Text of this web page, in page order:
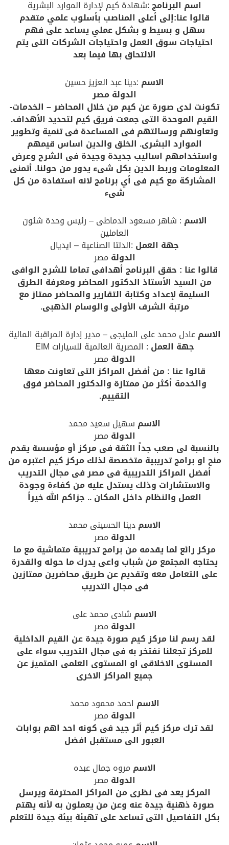
اسم البرنامج:شهادة كيم لإدارة الموارد البشرية
قالوا عنا:إلى أعلى المناصب بأسلوب علمي متقدم
سهل و بسيط و بشكل عملي يساعد على فهم
احتياجات سوق العمل واحتياجات الشركات التى يتم
الالتحاق بها فيما بعد
الاسم :دينا عبد العزيز حسين
الدولة مصر
تكونت لدى صورة عن كيم من خلال المحاضر – الخدمات-
القيم الموحدة التى جمعت فريق كيم لتحديد الأهداف.
وتعاونهم ورسالتهم فى المساعدة فى تنمية وتطوير
الموارد البشرى. الخلق والدين اساس قيمهم
واستخدامهم اساليب جديدة وجيدة فى الشرح وعرض
المعلومات وربط الدين بكل شىء يدور من حولنا. أتمنى
المشاركة مع كيم فى أي برنامج لانه استفادة من كل
شىء
الاسم : شاهر مسعود الدماطى – رئيس وحدة شئون
العاملين
جهة العمل :الدلتا الصناعية – ايديال
الدولة مصر
قالوا عنا : حقق البرنامج أهدافى تماما للشرح الوافى
من السيد الأستاذ الدكتور المحاضر ومعرفة الطرق
السليمة لإعداد وكتابة التقارير والمحاضر ممتاز مع
مرتبة الشرف الأولى والوسام الذهبى.
الاسمعادل محمد على المليجى – مدير إدارة المراقبة المالية
جهة العمل : المصرية العالمية للسيارات EIM
الدولة مصر
قالوا عنا : من أفضل المراكز التى تعاونت معها
والخدمة أكثر من ممتازة والدكتور المحاضر فوق
التقييم.
الاسم سهيل سعيد محمد
الدولة مصر
بالنسبة لى صعب جداً الثقة فى مركز أو مؤسسة يقدم
منح او برامج تدريبية متخصصة لذلك مركز كيم اعتبره من
أفضل المراكز التدريبية فى مصر فى مجال التدريب
والاستشارات وذلك يستدل عليه من كفاءة وجودة
العمل والنظام داخل المكان .. جزاكم الله خيراً
الاسمدينا الحسينى محمد
الدولة مصر
مركز رائع لما يقدمه من برامج تدريبية متماشية مع ما
يحتاجه المجتمع من شباب واعى يدرك ما حوله والقدرة
على التعامل معه وتقديم عن طريق محاضرين ممتازين
فى مجال التدريب
الاسم شادى محمد على
الدولة مصر
لقد رسم لنا مركز كيم صورة جيدة عن القيم الداخلية
للمركز تجعلنا نفتخر به فى مجال التدريب سواء على
المستوى الاخلاقى او المستوى العلمى المتميز عن
جميع المراكز الاخرى
الاسم احمد محمود محمد
الدولة مصر
لقد ترك مركز كيم أثر جيد فى كونه احد اهم بوابات
العبور الى مستقبل افضل
الاسم مروه جمال عبده
الدولة مصر
المركز يعد فى نظرى من المراكز المحترفة ويرسل
صورة ذهنية جيدة عنه وعن من يعملون به لأنه يهتم
بكل التفاصيل التى تساعد على تهيئة بيئة جيدة للتعلم